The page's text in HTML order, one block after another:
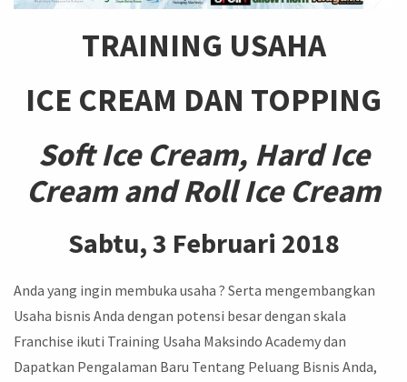
TRAINING USAHA
ICE CREAM DAN TOPPING
Soft Ice Cream, Hard Ice
Cream and Roll Ice Cream
Sabtu, 3 Februari 2018
Anda yang ingin membuka usaha ? Serta mengembangkan
Usaha bisnis Anda dengan potensi besar dengan skala
Franchise ikuti Training Usaha Maksindo Academy dan
Dapatkan Pengalaman Baru Tentang Peluang Bisnis Anda,